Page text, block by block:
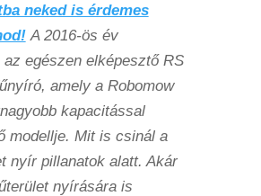
neked is érdemes
A 2016-ös év
az egészen elképesztő RS
amely a Robomow
kapacitással
modellje. Mit is csinál a
nyír pillanatok alatt. Akár
nyírására is